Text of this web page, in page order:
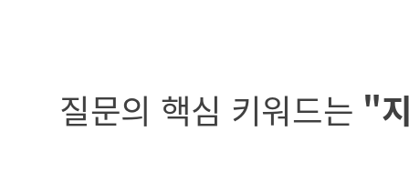
질문의 핵심 키워드는 "